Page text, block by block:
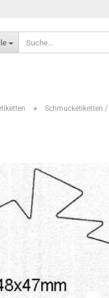
» Schmucketiketten /